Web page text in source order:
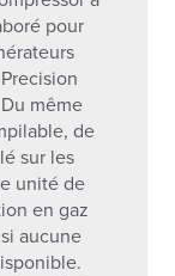
pour
même
de
sur les
unité de
en gaz
aucune